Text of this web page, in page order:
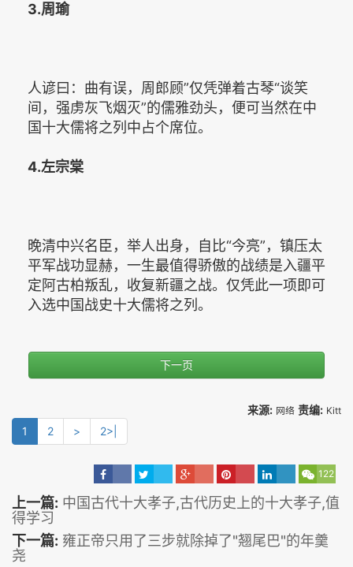
3.周瑜
人谚曰：曲有误，周郎顾”仅凭弹着古琴“谈笑
间，强虏灰飞烟灭”的儒雅劲头，便可当然在中
国十大儒将之列中占个席位。
4.左宗棠
晚清中兴名臣，举人出身，自比“今亮”，镇压太
平军战功显赫，一生最值得骄傲的战绩是入疆平
定阿古柏叛乱，收复新疆之战。仅凭此一项即可
入选中国战史十大儒将之列。
下一页
1 2 > 2>|
来源: 网络 责编: Kitt
122
上一篇: 中国古代十大孝子,古代历史上的十大孝子,值
得学习
下一篇: 雍正帝只用了三步就除掉了"翘尾巴"的年羹
尧